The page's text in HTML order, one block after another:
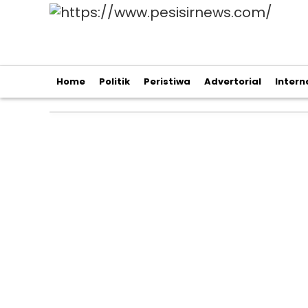
Home Politik Peristiwa Advertorial